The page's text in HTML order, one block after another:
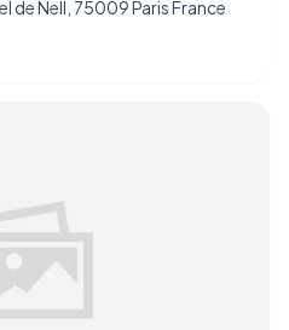
de Nell, 75009 Paris France